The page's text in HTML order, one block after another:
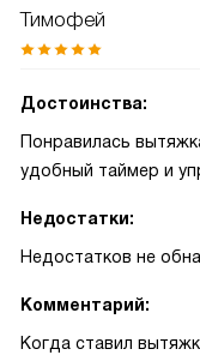
Тимофей
Достоинства:
Понравилась
удобный таймер и
Недостатки:
Недостатков не
Комментарий:
Когда ставил